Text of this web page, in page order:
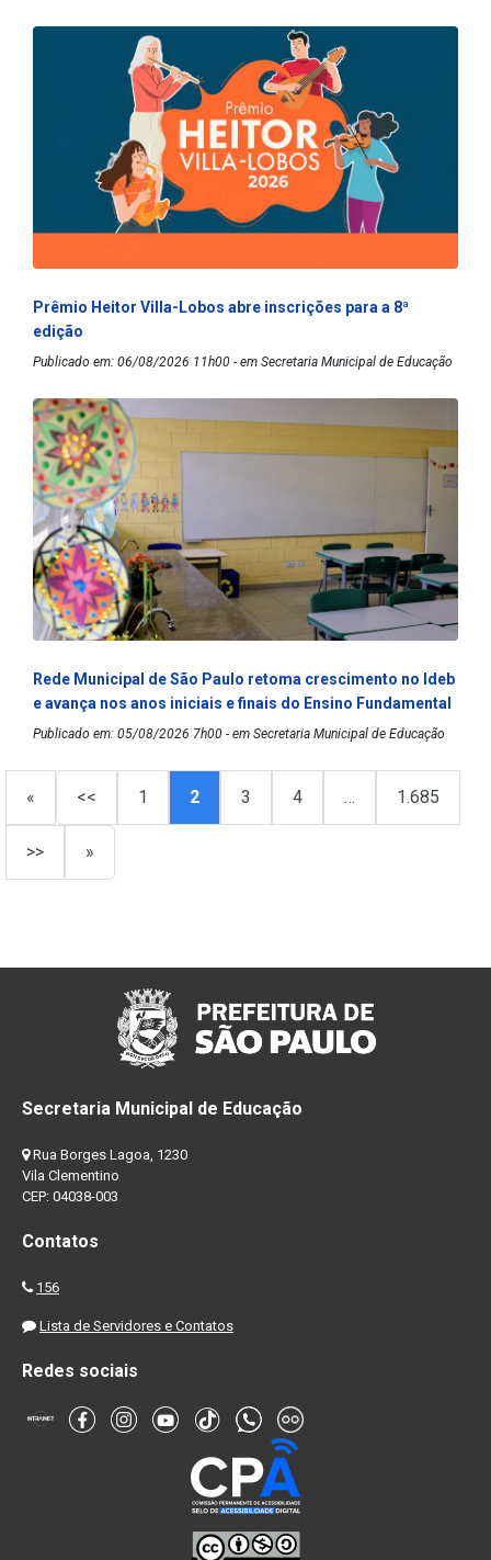
Prêmio Heitor Villa-Lobos abre inscrições para a 8ª
edição
Publicado em: 06/08/2026 11h00 - em Secretaria Municipal de Educação
Rede Municipal de São Paulo retoma crescimento no Ideb
e avança nos anos iniciais e finais do Ensino Fundamental
Publicado em: 05/08/2026 7h00 - em Secretaria Municipal de Educação
« << 1 2 3 4 … 1.685
>> »
Secretaria Municipal de Educação
Rua Borges Lagoa, 1230
Vila Clementino
CEP: 04038-003
Contatos
156
Lista de Servidores e Contatos
Redes sociais